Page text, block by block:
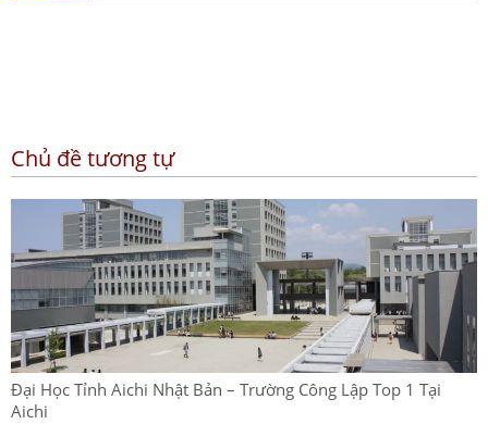
Chủ đề tương tự
Đại Học Tỉnh Aichi Nhật Bản – Trường Công Lập Top 1 Tại
Aichi